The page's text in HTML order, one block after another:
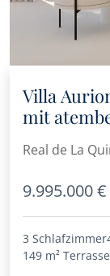
Villa
mit
Real de La
Real de La
9.995.000 €
3 Schlafzimmer
149 m²